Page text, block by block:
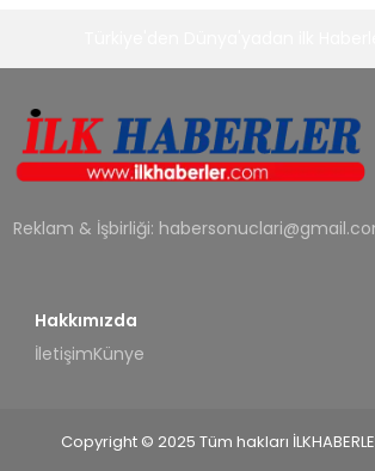
Reklam & İşbirliği:
Hakkımızda
İletişimKünye
Copyright © 2025 Tüm hakları